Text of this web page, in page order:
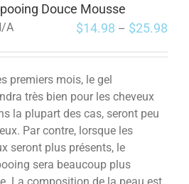
Douce Mousse
A $14.98 – $25.98
premiers mois, le gel
très bien pour les cheveux
la plupart des cas, seront peu
Par contre, lorsque les
seront plus présents, le
sera beaucoup plus
La composition de la peau est